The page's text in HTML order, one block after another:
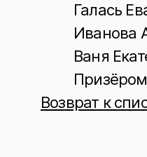
Галась
Иванова
Ваня
Возврат к